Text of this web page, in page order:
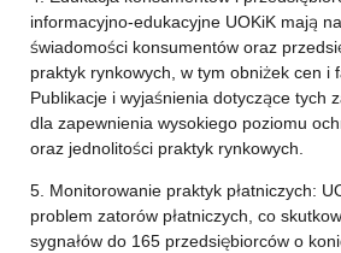
informacyjno-edukacyjne UOKiK mają
świadomości konsumentów oraz
praktyk rynkowych, w tym obniżek cen i
Publikacje i wyjaśnienia dotyczące tych
dla zapewnienia wysokiego poziomu
oraz jednolitości praktyk rynkowych.
5. Monitorowanie praktyk płatniczych:
problem zatorów płatniczych, co
sygnałów do 165 przedsiębiorców o